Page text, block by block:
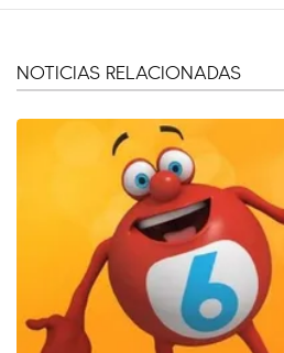
NOTICIAS RELACIONADAS